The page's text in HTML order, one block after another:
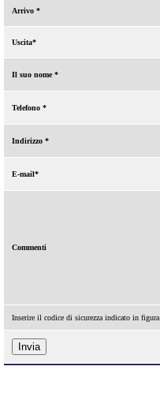
Arrivo *
Uscita*
Il suo nome *
Telefono *
Indirizzo *
E-mail*
Commenti
Inserire il codice di sicurezza indicato in figura